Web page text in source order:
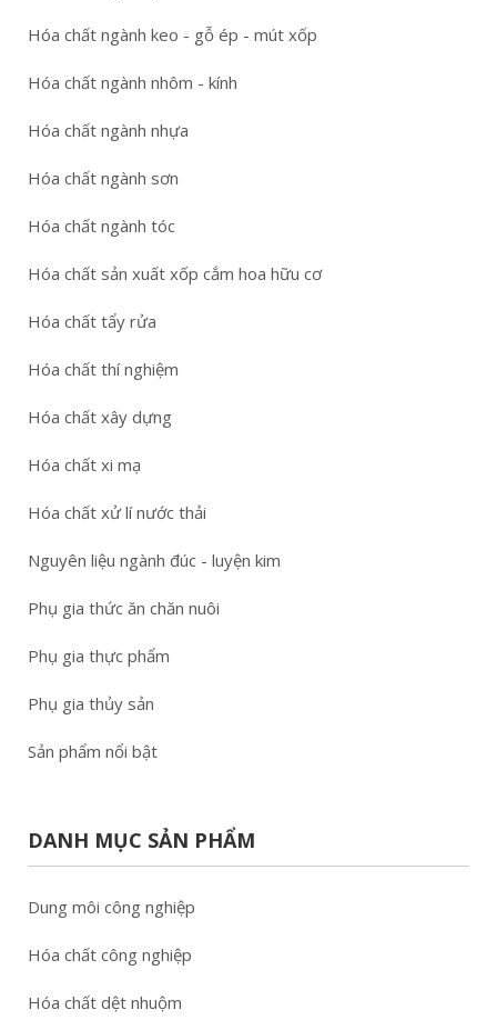
Hóa chất ngành keo - gỗ ép - mút xốp
Hóa chất ngành nhôm - kính
Hóa chất ngành nhựa
Hóa chất ngành sơn
Hóa chất ngành tóc
Hóa chất sản xuất xốp cắm hoa hữu cơ
Hóa chất tẩy rửa
Hóa chất thí nghiệm
Hóa chất xây dựng
Hóa chất xi mạ
Hóa chất xử lí nước thải
Nguyên liệu ngành đúc - luyện kim
Phụ gia thức ăn chăn nuôi
Phụ gia thực phẩm
Phụ gia thủy sản
Sản phẩm nổi bật
DANH MỤC SẢN PHẨM
Dung môi công nghiệp
Hóa chất công nghiệp
Hóa chất dệt nhuộm